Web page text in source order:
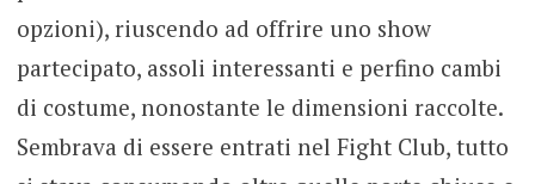
opzioni), riuscendo ad offrire uno show
partecipato, assoli interessanti e perfino cambi
di costume, nonostante le dimensioni raccolte.
Sembrava di essere entrati nel Fight Club, tutto